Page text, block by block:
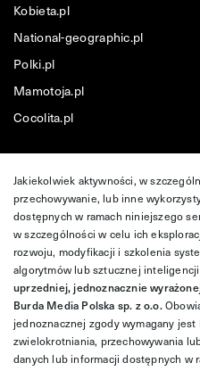
Kobieta.pl
National-geographic.pl
Polki.pl
Mamotoja.pl
Cocolita.pl
Jakiekolwiek aktywności, w
przechowywanie, lub inne
dostępnych w ramach niniejszego
w szczególności w celu ich
rozwoju, modyfikacji i szkolenia
algorytmów lub sztucznej inteligencji
uprzedniej, jednoznacznie
Burda Media Polska sp. z o.o.
jednoznacznej zgody wymagany
zwielokrotniania, przechowywania
danych lub informacji dostępnych w